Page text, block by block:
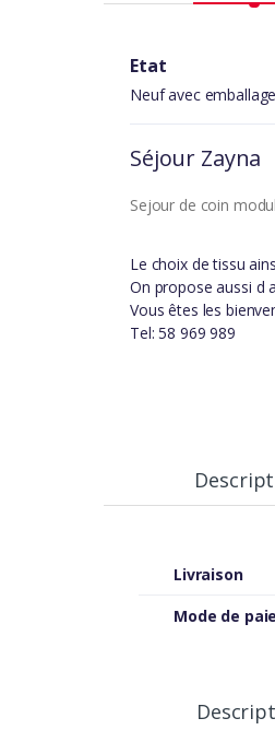
Etat
Neuf avec
Séjour Zayna
Sejour de coin
Le choix de tissu
On propose aussi d
Vous êtes les
Tel: 58 969 989
Livraison
Mode de